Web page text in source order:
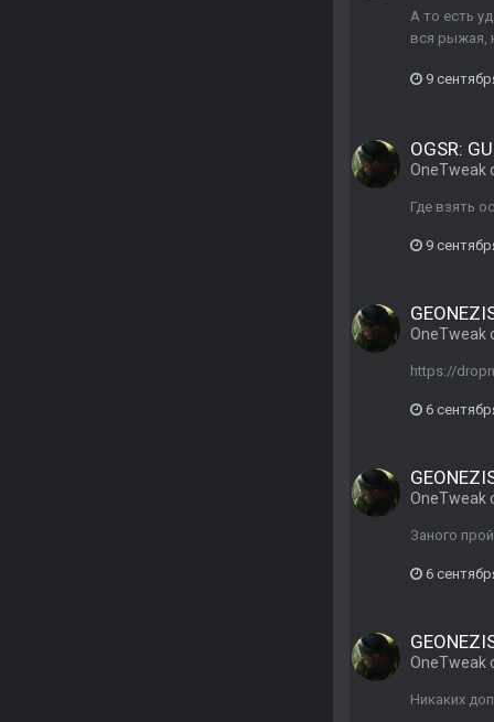
А то есть
вся рыжая,
9
OGSR:
OneTweak
Где взять
9
OneTweak
https://
6
OneTweak
Заного
6
OneTweak
Никаких